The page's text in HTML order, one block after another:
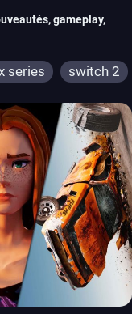
gameplay,
series switch 2